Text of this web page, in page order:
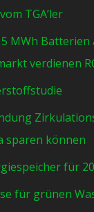
TGA’ler
MWh Batterien
verdienen
sparen können
für
für grünen